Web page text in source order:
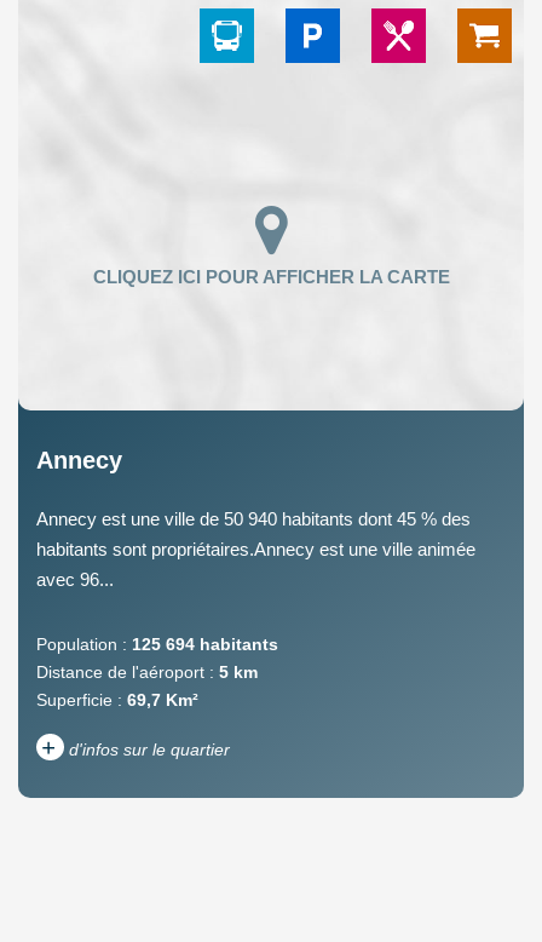
Annecy
Annecy est une ville de 50 940 habitants dont 45 % des
habitants sont propriétaires.Annecy est une ville animée
avec 96...
Population : 125 694 habitants
Distance de l'aéroport : 5 km
Superficie : 69,7 Km²
+ d'infos sur le quartier